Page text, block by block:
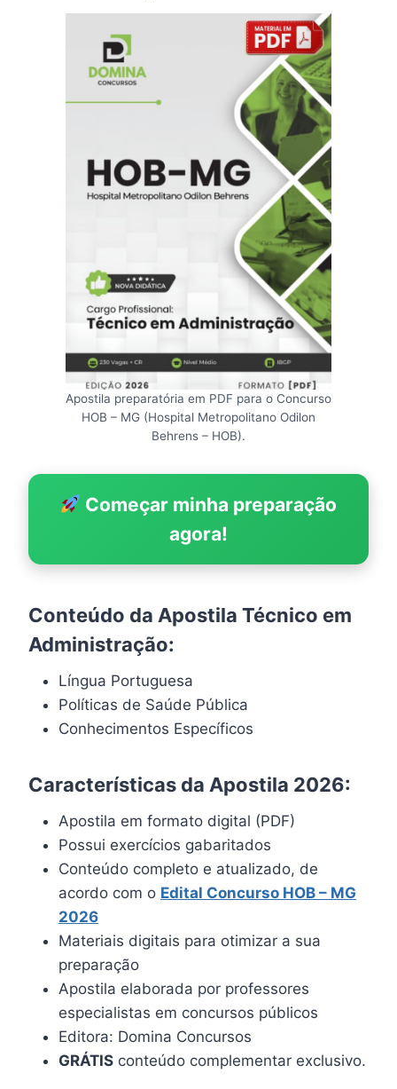
Apostila preparatória em PDF para o Concurso
HOB – MG (Hospital Metropolitano Odilon
Behrens – HOB).
Começar minha preparação
agora!
Conteúdo da Apostila Técnico em
Administração:
Língua Portuguesa
Políticas de Saúde Pública
Conhecimentos Específicos
Características da Apostila 2026:
Apostila em formato digital (PDF)
Possui exercícios gabaritados
Conteúdo completo e atualizado, de
acordo com o Edital Concurso HOB – MG
2026
Materiais digitais para otimizar a sua
preparação
Apostila elaborada por professores
especialistas em concursos públicos
Editora: Domina Concursos
GRÁTIS conteúdo complementar exclusivo.